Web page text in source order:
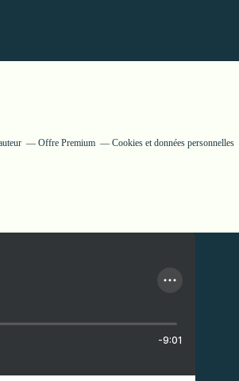
Offre Premium Cookies et données personnelles
-9:01